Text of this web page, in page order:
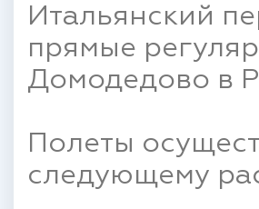
Итальянский
прямые
Домодедово в
Полеты
следующему